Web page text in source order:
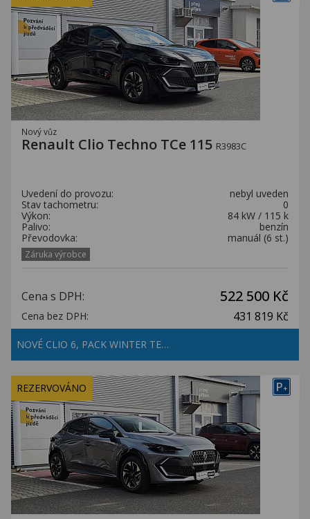
Nový vůz
Renault Clio Techno TCe 115 R3983C
Uvedení do provozu:
nebyl uveden
Stav tachometru:
0
Výkon:
84 kW / 115 k
Palivo:
benzín
Převodovka:
manuál (6 st.)
Záruka výrobce
Cena s DPH: 522 500 Kč
Cena bez DPH: 431 819 Kč
NOVÉ CLIO 6, PACK WINTER TE…
P+
REZERVOVÁNO